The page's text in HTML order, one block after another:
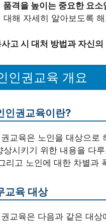
품격을 높이는 중요한 요소
대해 자세히 알아보도록
사고 시 대처 방법과 자신
인권교육 개요
인권교육이란?
교육은 노인을 대상으로
상시키기 위한 내용을 다
리고 노인에 대한 차별과
교육 대상
교육은 다음과 같은 대